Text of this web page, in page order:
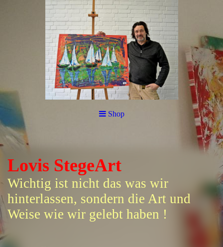
Shop
Lovis StegeArt
Wichtig ist nicht das was wir
hinterlassen, sondern die Art und
Weise wie wir gelebt haben !